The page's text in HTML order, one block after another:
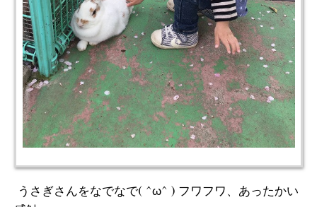
うさぎさんをなでなで( ^ω^ ) フワフワ、あったかい